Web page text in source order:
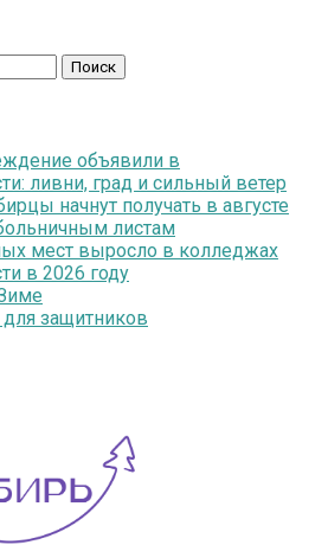
объявили в
ливни, град и сильный ветер
начнут получать в августе
листам
мест выросло в колледжах
в 2026 году
защитников